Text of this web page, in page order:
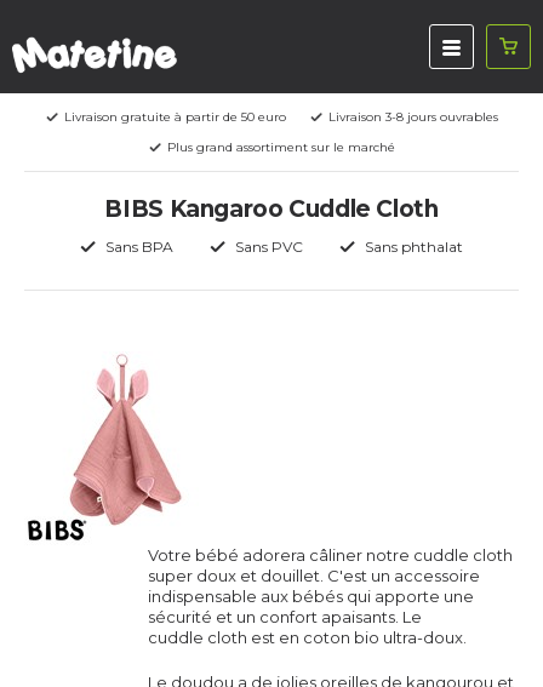
Livraison gratuite à partir de 50 euro
Livraison 3-8 jours ouvrables
Plus grand assortiment sur le marché
BIBS Kangaroo Cuddle Cloth
Sans BPA Sans PVC Sans phthalat
Votre bébé adorera câliner notre cuddle cloth
super doux et douillet. C'est un accessoire
indispensable aux bébés qui apporte une
sécurité et un confort apaisants. Le
cuddle cloth est en coton bio ultra-doux.
Le doudou a de jolies oreilles de kangourou et